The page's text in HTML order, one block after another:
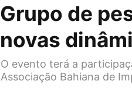
Grupo de
novas
O evento terá a
Associação Bahiana de